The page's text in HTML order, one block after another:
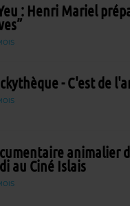
: Henri Mariel
- C'est de
animalier
au Ciné Islais